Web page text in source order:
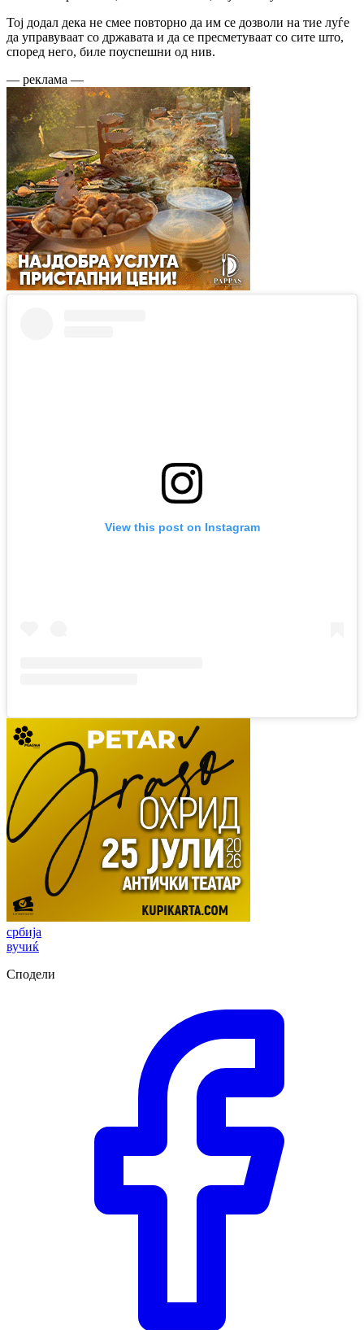
Тој додал дека не смее повторно да им се дозволи на тие луѓе
да управуваат со државата и да се пресметуваат со сите што,
според него, биле поуспешни од нив.
— реклама —
View this post on Instagram
србија
вучиќ
Сподели